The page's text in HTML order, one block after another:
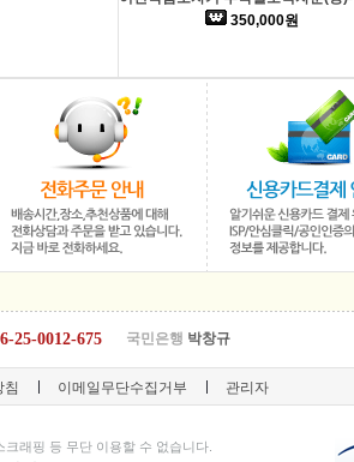
350,000원
25-0012-675 국민은행 박창규
침 이메일무단수집거부 관리자
래핑 등 무단 이용할 수 없습니다.